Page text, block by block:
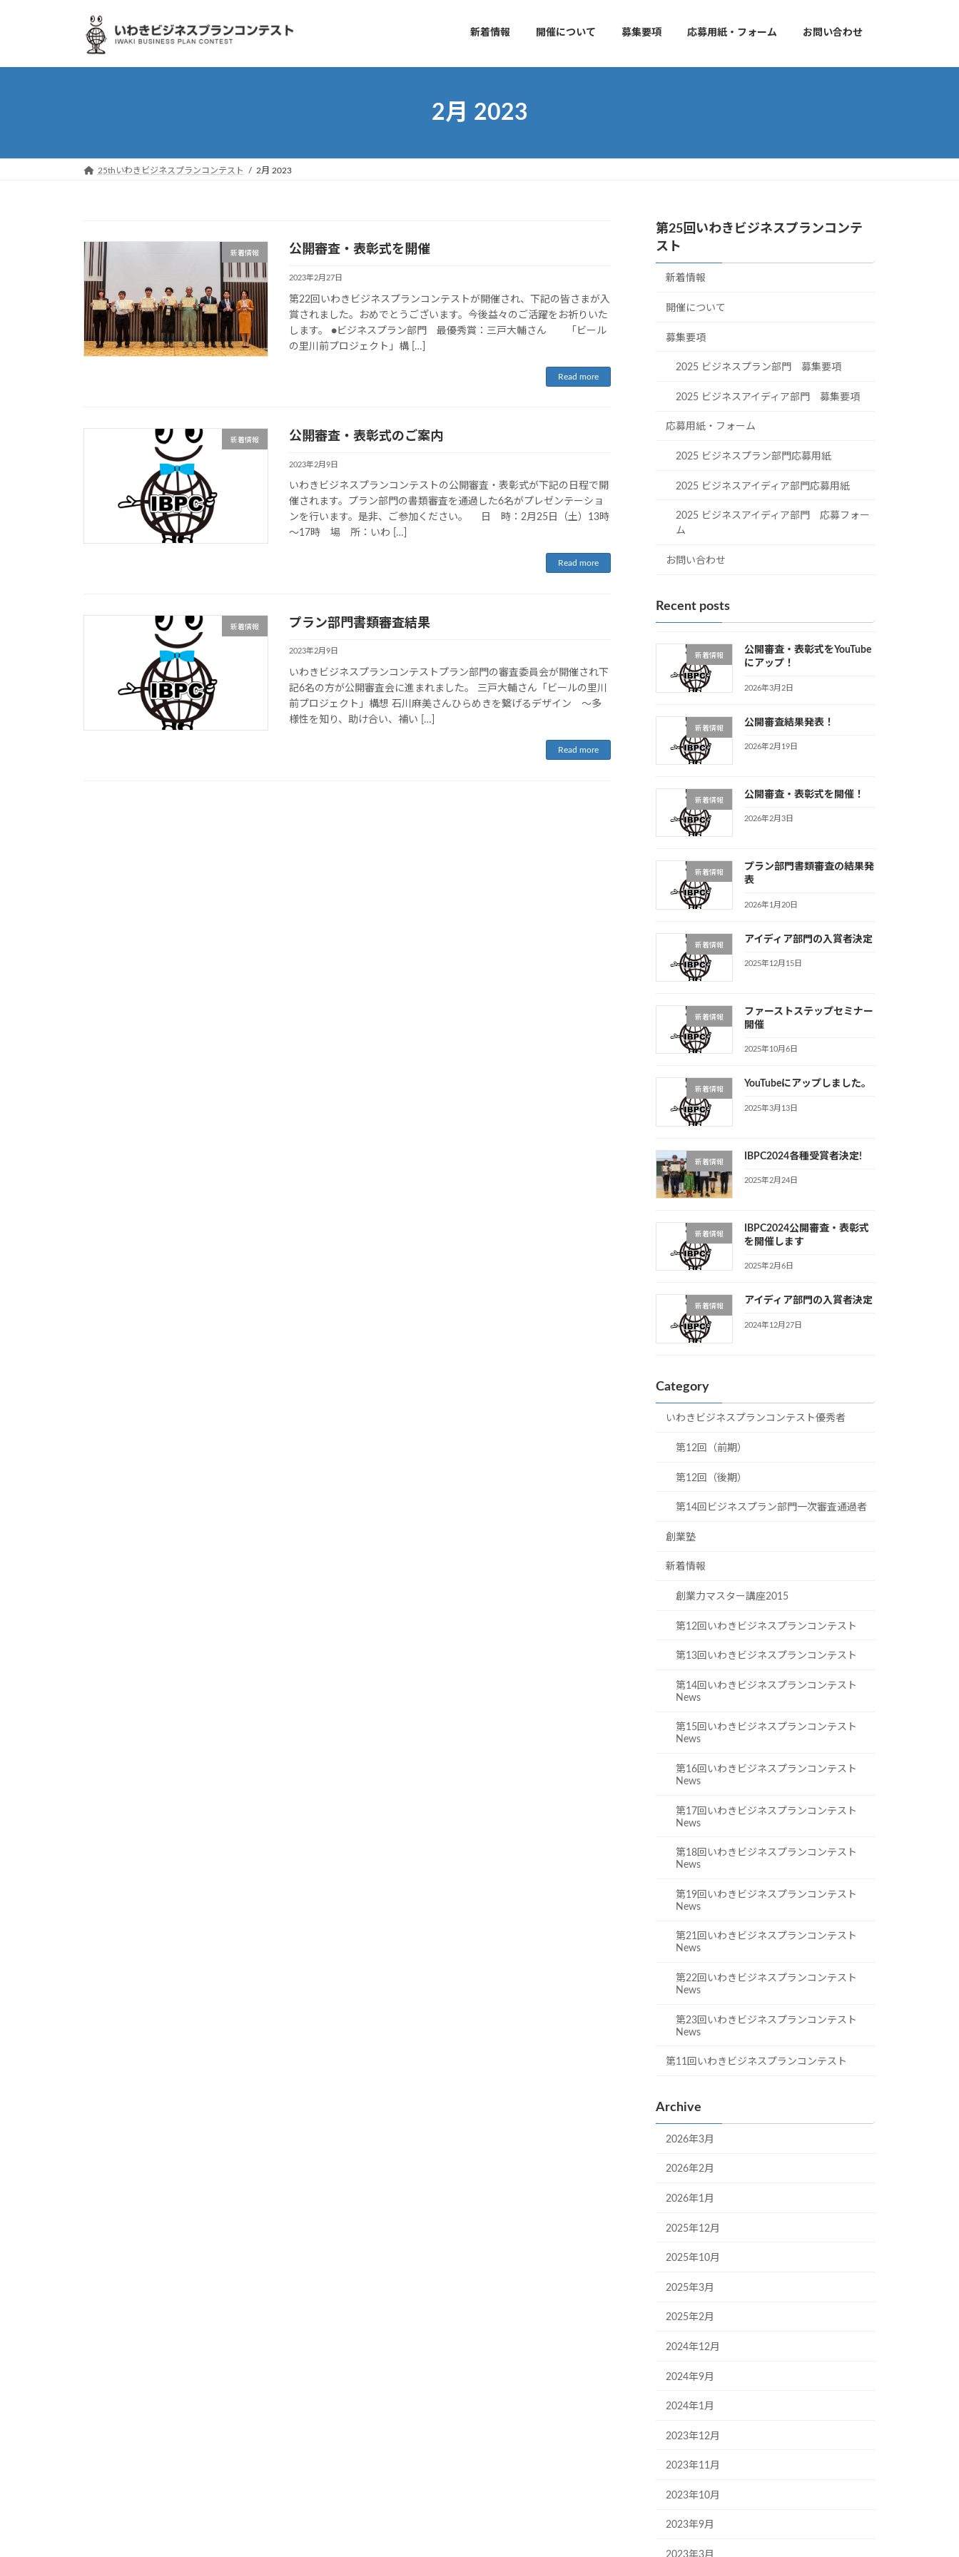
新着情報 開催について 募集要項 応募用紙・フォーム お問い合わせ
2月 2023
25thいわきビジネスプランコンテスト 2月 2023
新着情報 公開審査・表彰式を開催
2023年2月27日
第22回いわきビジネスプランコンテストが開催され、下記の皆さまが入
賞されました。おめでとうございます。今後益々のご活躍をお祈りいた
します。 ●ビジネスプラン部門 最優秀賞：三戸大輔さん 「ビール
の里川前プロジェクト」構 […]
Read more
新着情報 公開審査・表彰式のご案内
2023年2月9日
いわきビジネスプランコンテストの公開審査・表彰式が下記の日程で開
催されます。プラン部門の書類審査を通過した6名がプレゼンテーショ
ンを行います。是非、ご参加ください。 日 時：2月25日（土）13時
～17時 場 所：いわ […]
Read more
新着情報 プラン部門書類審査結果
2023年2月9日
いわきビジネスプランコンテストプラン部門の審査委員会が開催され下
記6名の方が公開審査会に進まれました。 三戸大輔さん「ビールの里川
前プロジェクト」構想 石川麻美さんひらめきを繋げるデザイン ～多
様性を知り、助け合い、補い […]
Read more
第25回いわきビジネスプランコンテ
スト
新着情報
開催について
募集要項
2025 ビジネスプラン部門 募集要項
2025 ビジネスアイディア部門 募集要項
応募用紙・フォーム
2025 ビジネスプラン部門応募用紙
2025 ビジネスアイディア部門応募用紙
2025 ビジネスアイディア部門 応募フォー
ム
お問い合わせ
Recent posts
新着情報
公開審査・表彰式をYouTube
にアップ！
2026年3月2日
新着情報
公開審査結果発表！
2026年2月19日
新着情報
公開審査・表彰式を開催！
2026年2月3日
新着情報
プラン部門書類審査の結果発
表
2026年1月20日
新着情報
アイディア部門の入賞者決定
2025年12月15日
新着情報
ファーストステップセミナー
開催
2025年10月6日
新着情報
YouTubeにアップしました。
2025年3月13日
新着情報
IBPC2024各種受賞者決定!
2025年2月24日
新着情報
IBPC2024公開審査・表彰式
を開催します
2025年2月6日
新着情報
アイディア部門の入賞者決定
2024年12月27日
Category
いわきビジネスプランコンテスト優秀者
第12回（前期）
第12回（後期）
第14回ビジネスプラン部門一次審査通過者
創業塾
新着情報
創業力マスター講座2015
第12回いわきビジネスプランコンテスト
第13回いわきビジネスプランコンテスト
第14回いわきビジネスプランコンテスト
News
第15回いわきビジネスプランコンテスト
News
第16回いわきビジネスプランコンテスト
News
第17回いわきビジネスプランコンテスト
News
第18回いわきビジネスプランコンテスト
News
第19回いわきビジネスプランコンテスト
News
第21回いわきビジネスプランコンテスト
News
第22回いわきビジネスプランコンテスト
News
第23回いわきビジネスプランコンテスト
News
第11回いわきビジネスプランコンテスト
Archive
2026年3月
2026年2月
2026年1月
2025年12月
2025年10月
2025年3月
2025年2月
2024年12月
2024年9月
2024年1月
2023年12月
2023年11月
2023年10月
2023年9月
2023年3月